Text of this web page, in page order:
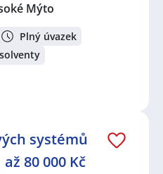
Mýto
Plný úvazek
systémů
80 000 Kč